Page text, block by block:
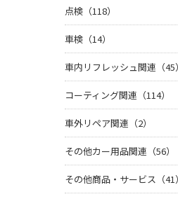
点検（118）
車検（14）
車内リフレッシュ関連（45）
コーティング関連（114）
車外リペア関連（2）
その他カー用品関連（56）
その他商品・サービス（41）